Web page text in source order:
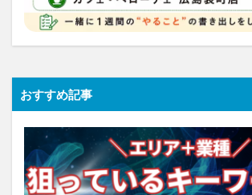
おすすめ記事